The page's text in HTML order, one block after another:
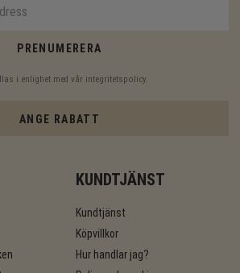
PRENUMERERA
i enlighet med vår integritetspolicy
ANGE RABATT
KUNDTJÄNST
Kundtjänst
Köpvillkor
Hur handlar jag?